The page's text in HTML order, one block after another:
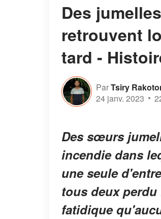
Des
retrouvent
tard -
ParTsiry
24 janv. 2023
Des sœurs
incendie dans
une seule
tous deux
fatidique